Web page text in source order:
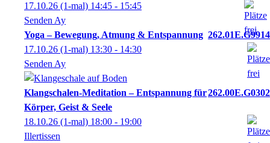
17.10.26 (1-mal) 14:45 - 15:45
Senden Ay
Yoga – Bewegung, Atmung & Entspannung 262.01E.G9914
17.10.26 (1-mal) 13:30 - 14:30
Senden Ay
Klangschalen-Meditation – Entspannung für
Körper, Geist & Seele
262.00E.G0302
18.10.26 (1-mal) 18:00 - 19:00
Illertissen